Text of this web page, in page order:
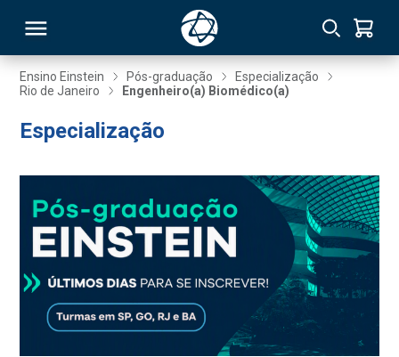
Ensino Einstein Pós-graduação
Especialização
Rio de Janeiro
Engenheiro(a) Biomédico(a)
Especialização